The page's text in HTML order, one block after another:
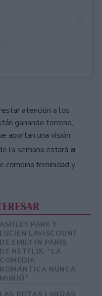
atención a los
ganando terreno,
aportan una visión
la semana estará a
combina feminidad y
ASHLEY PARK Y
LUCIEN LAVISCOUNT
DE EMILY IN PARIS
DE NETFLIX: “LA
COMEDIA
ROMÁNTICA NUNCA
MURIÓ”